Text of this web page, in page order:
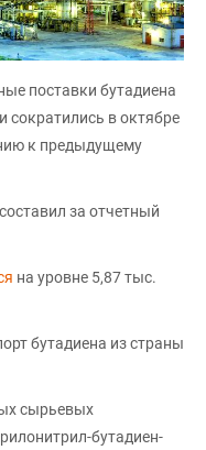
поставки бутадиена
сократились в октябре
к предыдущему
за отчетный
на уровне 5,87 тыс.
бутадиена из страны
сырьевых
бутадиен-